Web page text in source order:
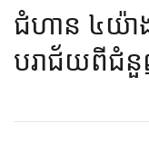
ជំហាន ៤យ៉ា
បរាជ័យពីជំ